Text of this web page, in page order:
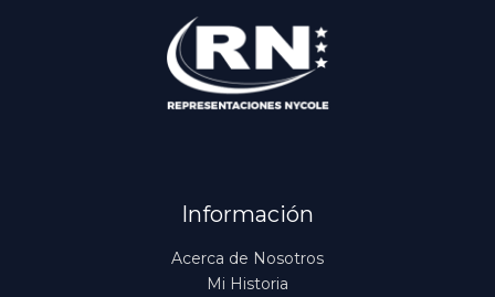
Información
Acerca de Nosotros
Mi Historia